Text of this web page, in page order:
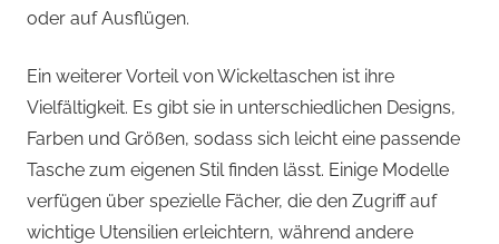
oder auf Ausflügen.
Ein weiterer Vorteil von Wickeltaschen ist ihre
Vielfältigkeit. Es gibt sie in unterschiedlichen Designs,
Farben und Größen, sodass sich leicht eine passende
Tasche zum eigenen Stil finden lässt. Einige Modelle
verfügen über spezielle Fächer, die den Zugriff auf
wichtige Utensilien erleichtern, während andere